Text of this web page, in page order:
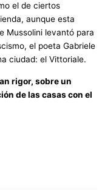
el de ciertos
aunque esta
Mussolini levantó para
el poeta Gabriele
ciudad: el Vittoriale.
rigor, sobre un
de las casas con el